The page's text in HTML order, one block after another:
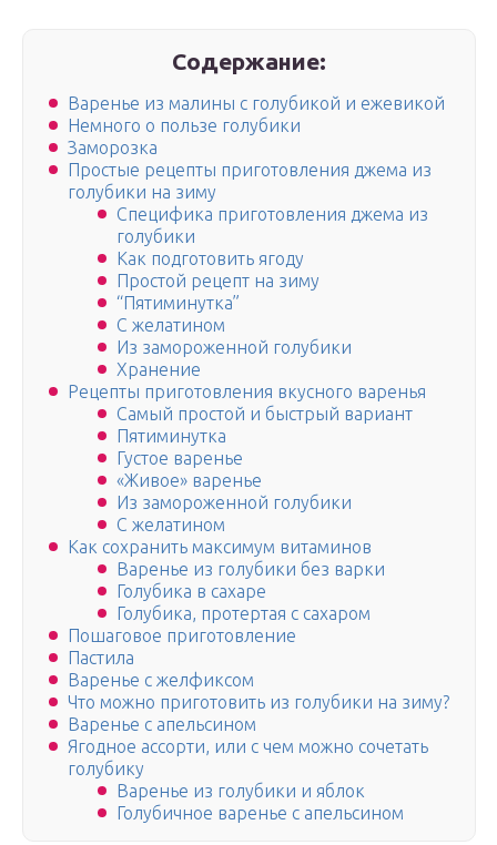
Содержание:
Варенье из малины с голубикой и ежевикой
Немного о пользе голубики
Заморозка
Простые рецепты приготовления джема из
голубики на зиму
Специфика приготовления джема из
голубики
Как подготовить ягоду
Простой рецепт на зиму
“Пятиминутка”
С желатином
Из замороженной голубики
Хранение
Рецепты приготовления вкусного варенья
Самый простой и быстрый вариант
Пятиминутка
Густое варенье
«Живое» варенье
Из замороженной голубики
С желатином
Как сохранить максимум витаминов
Варенье из голубики без варки
Голубика в сахаре
Голубика, протертая с сахаром
Пошаговое приготовление
Пастила
Варенье с желфиксом
Что можно приготовить из голубики на зиму?
Варенье с апельсином
Ягодное ассорти, или с чем можно сочетать
голубику
Варенье из голубики и яблок
Голубичное варенье с апельсином